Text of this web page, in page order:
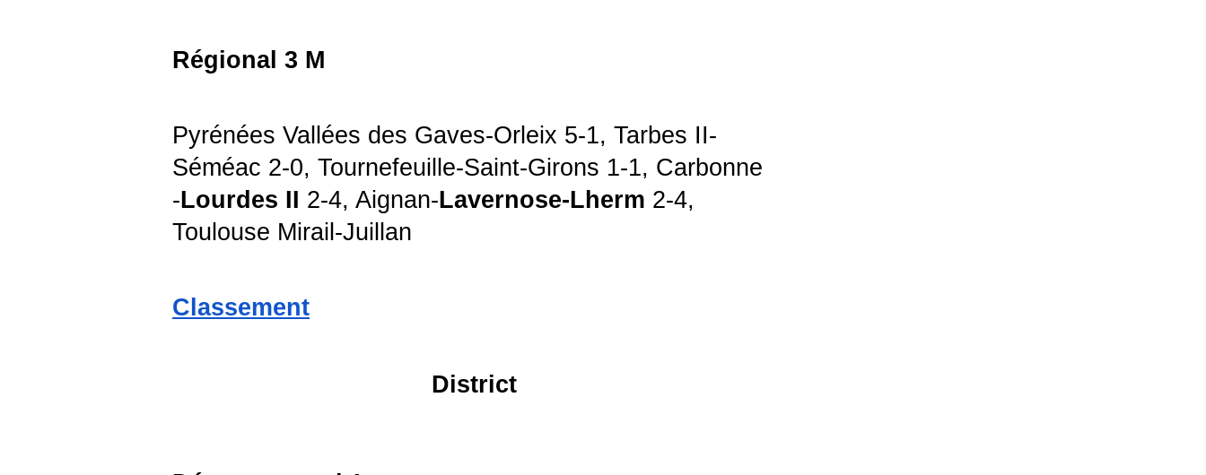
Régional 3 M
Pyrénées Vallées des Gaves-Orleix 5-1, Tarbes II-
Séméac 2-0, Tournefeuille-Saint-Girons 1-1, Carbonne
-Lourdes II 2-4, Aignan-Lavernose-Lherm 2-4,
Toulouse Mirail-Juillan
Classement
District